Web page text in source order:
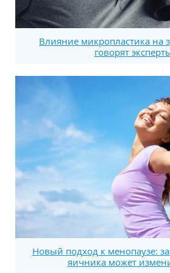
Влияние микропластика на
говорят
Новый подход к менопаузе:
яичника может